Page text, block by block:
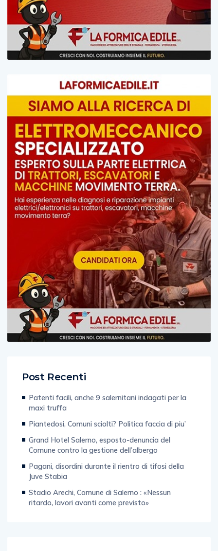
maxi truffa
Piantedosi, Comuni sciolti? Politica faccia di piu’
Grand Hotel Salerno, esposto-denuncia del
Comune contro la gestione dell’albergo
Pagani, disordini durante il rientro di tifosi della
Juve Stabia
Stadio Arechi, Comune di Salerno : «Nessun
ritardo, lavori avanti come previsto»